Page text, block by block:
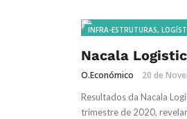
INFRA-ESTRUTURAS,
Nacala
O.Económico 20 de
Resultados da Nacala
trimestre de 2020,